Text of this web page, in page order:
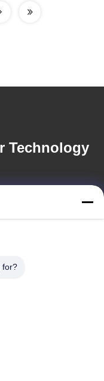
Technology
for?